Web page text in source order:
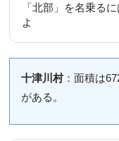
「北部」を名乗る
よ
十津川村：面積は
がある。